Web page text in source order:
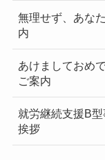
無理せず、あな
内
あけましておめ
ご案内
就労継続支援B
挨拶